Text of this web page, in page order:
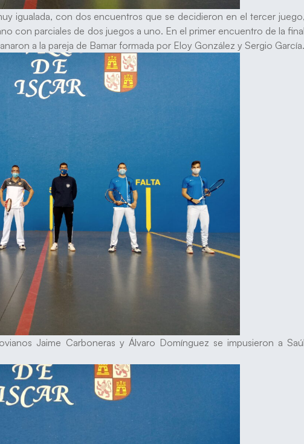
igualada, con dos encuentros que se decidieron en el tercer juego,
con parciales de dos juegos a uno. En el primer encuentro de la final
a la pareja de Bamar formada por Eloy González y Sergio García.
Jaime Carboneras y Álvaro Domínguez se impusieron a Saúl